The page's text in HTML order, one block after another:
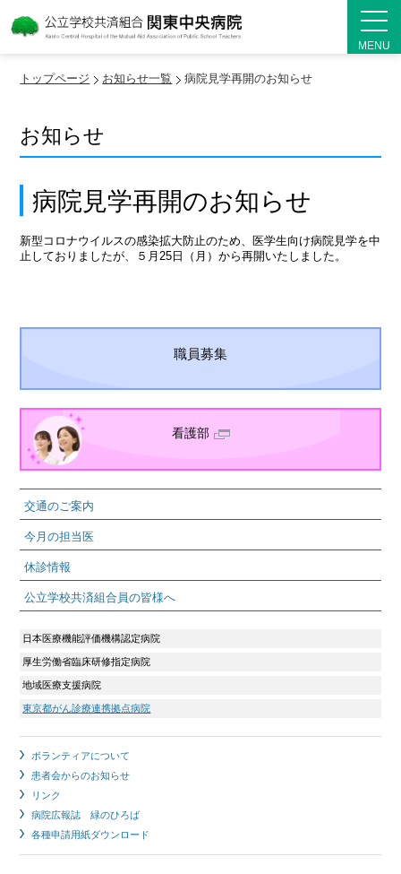
MENU
トップページ お知らせ一覧 病院見学再開のお知らせ
お知らせ
病院見学再開のお知らせ
新型コロナウイルスの感染拡大防止のため、医学生向け病院見学を中
止しておりましたが、５月25日（月）から再開いたしました。
職員募集
看護部
交通のご案内
今月の担当医
休診情報
公立学校共済組合員の皆様へ
日本医療機能評価機構認定病院
厚生労働省臨床研修指定病院
地域医療支援病院
東京都がん診療連携拠点病院
ボランティアについて
患者会からのお知らせ
リンク
病院広報誌 緑のひろば
各種申請用紙ダウンロード